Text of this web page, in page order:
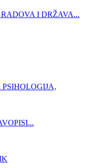
I DRŽAVA...